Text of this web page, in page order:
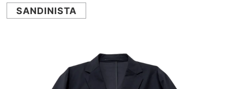
SANDINISTA